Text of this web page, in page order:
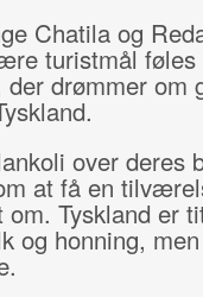
Chatila og
turistmål føles
drømmer om
over deres
at få en
Tyskland er
og honning,